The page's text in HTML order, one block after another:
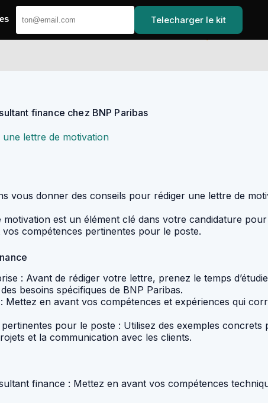
finance chez BNP Paribas
une lettre de motivation
vous donner des conseils pour rédiger une lettre de
est un élément clé dans votre candidature
compétences pertinentes pour le poste.
: Avant de rédiger votre lettre, prenez le temps
besoins spécifiques de BNP Paribas.
en avant vos compétences et expériences qui
pour le poste : Utilisez des exemples
et la communication avec les clients.
finance : Mettez en avant vos compétences
Telecharger le kit